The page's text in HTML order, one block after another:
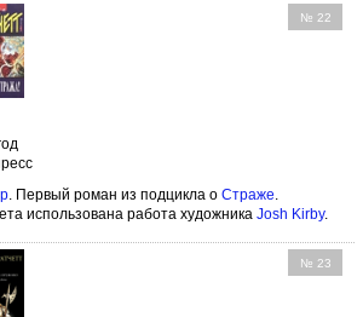
№ 22
. Первый роман из подцикла о Страже
использована работа художника Josh Kirby.
№ 23